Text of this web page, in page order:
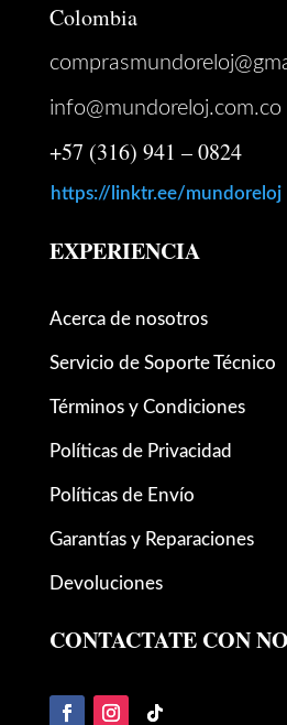
Colombia
info@mundoreloj.com.co
+57 (316) 941 – 0824
https://linktr.ee/mundoreloj
EXPERIENCIA
Acerca de nosotros
Servicio de Soporte Técnico
Términos y Condiciones
Políticas de Privacidad
Políticas de Envío
Garantías y Reparaciones
Devoluciones
CONTACTATE CON